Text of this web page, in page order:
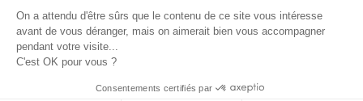
eshop@allanjoseph.com
On a attendu d'être sûrs que le contenu de ce site vous intéresse
avant de vous déranger, mais on aimerait bien vous accompagner
pendant votre visite...
C'est OK pour vous ?
Consentements certifiés par